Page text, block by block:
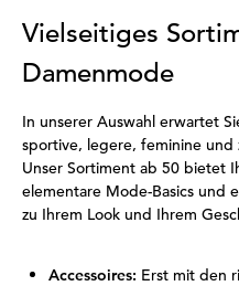
Vielseitiges
Damenmode
In unserer Auswahl erwartet
sportive, legere, feminine und
Unser Sortiment ab 50 bietet
elementare Mode-Basics und
zu Ihrem Look und Ihrem
Accessoires: Erst mit den